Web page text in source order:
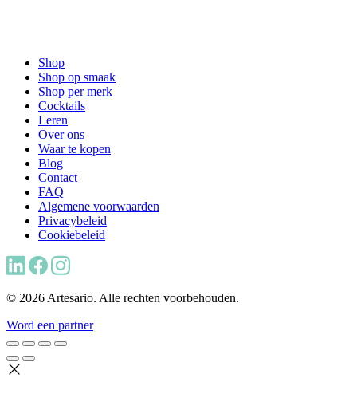
Shop
Shop op smaak
Shop per merk
Cocktails
Leren
Over ons
Waar te kopen
Blog
Contact
FAQ
Algemene voorwaarden
Privacybeleid
Cookiebeleid
© 2026 Artesario. Alle rechten voorbehouden.
Word een partner